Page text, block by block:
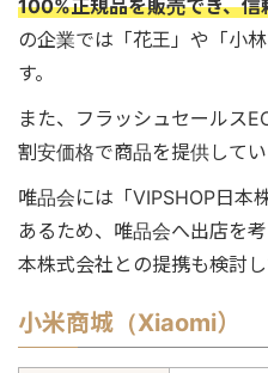
100%正規品を販売でき、信
の企業では「花王」や「小
す。
また、フラッシュセールス
割安価格で商品を提供してい
唯品会には「VIPSHOP日本
あるため、唯品会へ出店を
本株式会社との提携も検討し
小米商城（Xiaomi）